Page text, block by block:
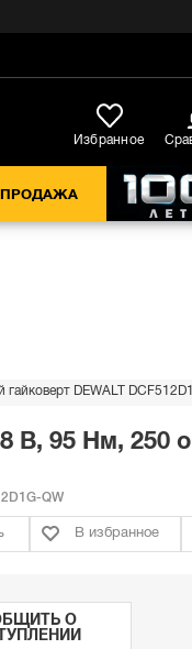
Избранное
В, 95 Нм, 250
QW
В избранное
О